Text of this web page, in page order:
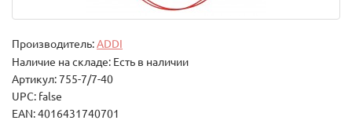
Производитель:ADDI
Наличие на складе: Есть в наличии
Артикул: 755-7/7-40
UPC: false
EAN: 4016431740701